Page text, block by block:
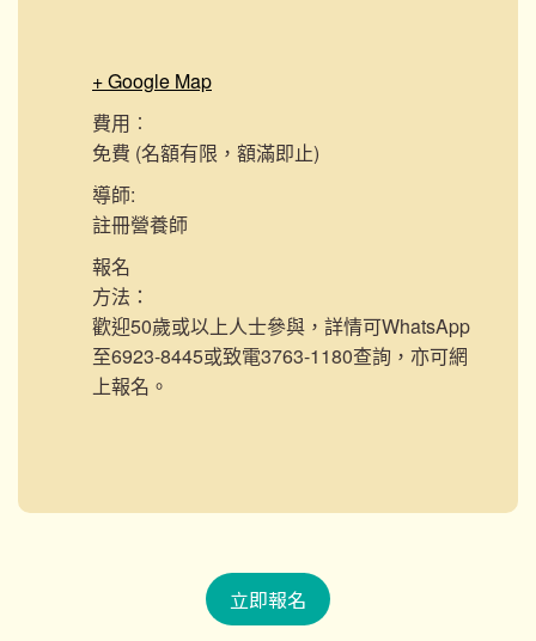
+ Google Map
費用︰
免費 (名額有限，額滿即止)
導師:
註冊營養師
報名
方法：
歡迎50歲或以上人士參與，詳情可WhatsApp
至6923-8445或致電3763-1180查詢，亦可網
上報名。
立即報名